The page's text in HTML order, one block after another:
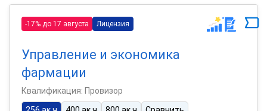
-17% до 17 августа Лицензия
Управление и экономика
фармации
Квалификация: Провизор